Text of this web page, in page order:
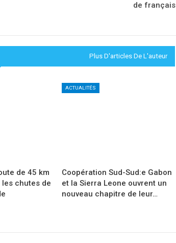
de français
Plus D'articles De L'auteur
de 45 km
chutes de
ACTUALITÉS
Coopération Sud-Sud:e Gabon
et la Sierra Leone ouvrent un
nouveau chapitre de leur…